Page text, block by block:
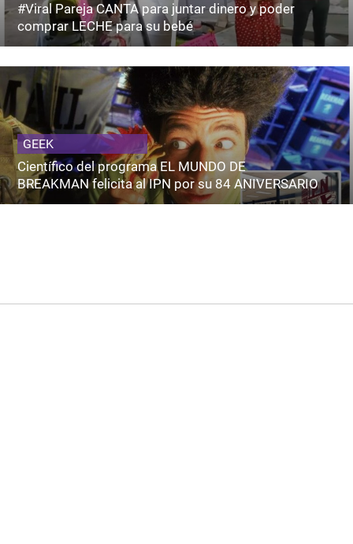
#Viral Pareja CANTA para juntar dinero y poder
comprar LECHE para su bebé
GEEK
Científico del programa EL MUNDO DE
BREAKMAN felicita al IPN por su 84 ANIVERSARIO